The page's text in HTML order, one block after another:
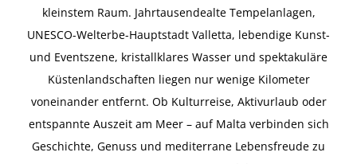
kleinstem Raum. Jahrtausendealte Tempelanlagen,
UNESCO-Welterbe-Hauptstadt Valletta, lebendige Kunst-
und Eventszene, kristallklares Wasser und spektakuläre
Küstenlandschaften liegen nur wenige Kilometer
voneinander entfernt. Ob Kulturreise, Aktivurlaub oder
entspannte Auszeit am Meer – auf Malta verbinden sich
Geschichte, Genuss und mediterrane Lebensfreude zu